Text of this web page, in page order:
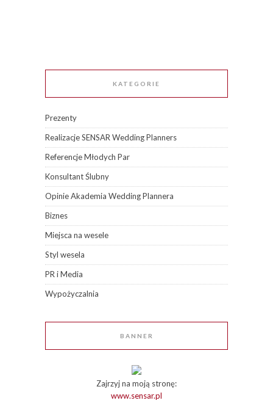
KATEGORIE
Prezenty
Realizacje SENSAR Wedding Planners
Referencje Młodych Par
Konsultant Ślubny
Opinie Akademia Wedding Plannera
Biznes
Miejsca na wesele
Styl wesela
PR i Media
Wypożyczalnia
BANNER
Zajrzyj na moją stronę:
www.sensar.pl